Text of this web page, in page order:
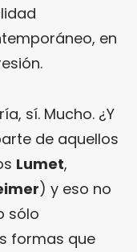
en
sí. Mucho. ¿Y
de aquellos
Lumet,
) y eso no
sólo
formas que